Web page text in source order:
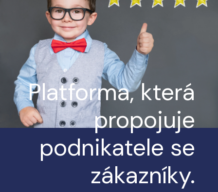
Platforma, která
propojuje
podnikatele se
zákazníky.